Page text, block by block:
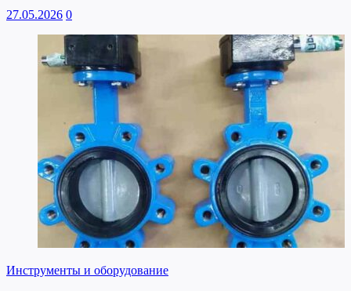
27.05.2026 0
Инструменты и оборудование